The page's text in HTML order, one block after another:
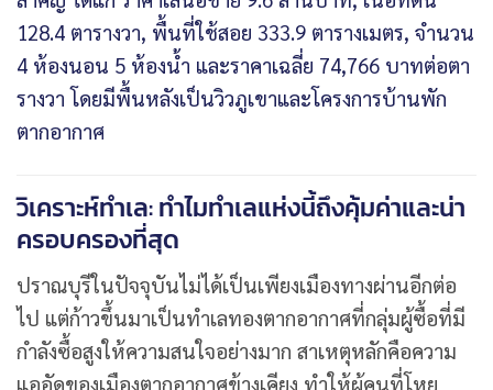
วิเคราะห์ทำเล: ทำไมทำเลแห่งนี้ถึงคุ้มค่าและน่า
ครอบครองที่สุด
ปราณบุรีในปัจจุบันไม่ได้เป็นเพียงเมืองทางผ่านอีกต่อ
ไป แต่ก้าวขึ้นมาเป็นทำเลทองตากอากาศที่กลุ่มผู้ซื้อที่มี
กำลังซื้อสูงให้ความสนใจอย่างมาก สาเหตุหลักคือความ
แออัดของเมืองตากอากาศข้างเคียง ทำให้ผู้คนที่โหย